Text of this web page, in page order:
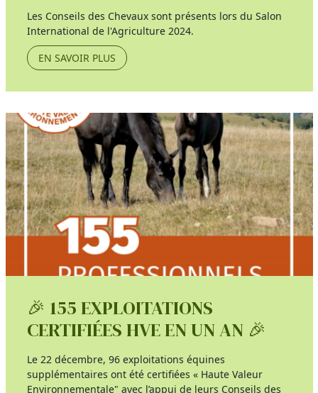
Les Conseils des Chevaux sont présents lors du Salon
International de l'Agriculture 2024.
EN SAVOIR PLUS
🎉 155 EXPLOITATIONS
CERTIFIÉES HVE EN UN AN 🎉
Le 22 décembre, 96 exploitations équines
supplémentaires ont été certifiées « Haute Valeur
Environnementale" avec l’appui de leurs Conseils des